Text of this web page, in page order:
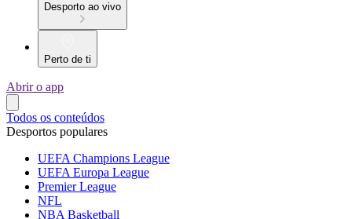
Desporto ao vivo
Perto de ti
Abrir o app
Todos os conteúdos
Desportos populares
UEFA Champions League
UEFA Europa League
Premier League
NFL
NBA Basketball